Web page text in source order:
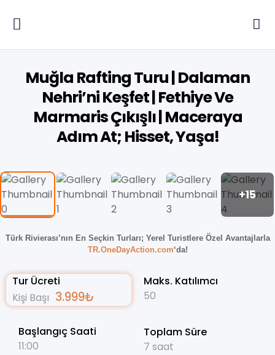
Muğla Rafting Turu | Dalaman
Nehri’ni Keşfet | Fethiye Ve
Marmaris Çıkışlı | Maceraya
Adım At; Hisset, Yaşa!
+15
Türk Rivierası’nın En Seçkin Turları; Yerel Turistlere Özel Avantajlarla
TR.OneDayAction.com‘da!
Tur Ücreti
Kişi Başı 3.999₺
Başlangıç Saati
11:00
Maks. Katılımcı
50
Toplam Süre
7 saat